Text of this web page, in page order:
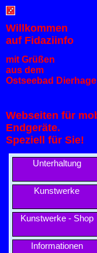
Willkommen
auf Fidaziinfo
mit Grüßen
aus dem
Ostseebad
Webseiten für
Endgeräte.
Speziell für Sie!
Unterhaltung
Kunstwerke
Kunstwerke - Shop
Informationen